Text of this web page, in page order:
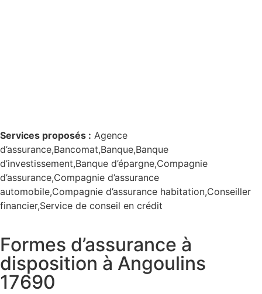
Services proposés : Agence
d’assurance,Bancomat,Banque,Banque
d’investissement,Banque d’épargne,Compagnie
d’assurance,Compagnie d’assurance
automobile,Compagnie d’assurance habitation,Conseiller
financier,Service de conseil en crédit
Formes d’assurance à
disposition à Angoulins
17690